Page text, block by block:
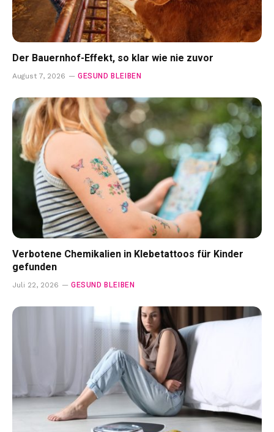
Der Bauernhof-Effekt, so klar wie nie zuvor
August 7, 2026 GESUND BLEIBEN
Verbotene Chemikalien in Klebetattoos für Kinder
gefunden
Juli 22, 2026 GESUND BLEIBEN